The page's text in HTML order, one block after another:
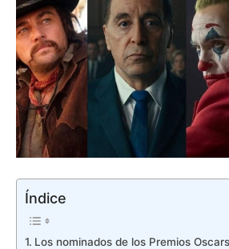
Índice
Los nominados de los Premios